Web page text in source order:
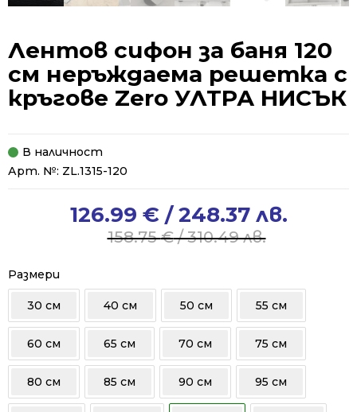
Лентов сифон за баня 120
см неръждаема решетка с
кръгове Zero УЛТРА НИСЪК
В наличност
Арт. №: ZL.1315-120
158.75€/ 310.49 лв.
158.75 €
/
310.49 лв..
126.99 € / 248.37 лв.
126.99 €
/
248.37 лв..
Размери
30 см 40 см 50 см 55 см
60 см 65 см 70 см 75 см
80 см 85 см 90 см 95 см